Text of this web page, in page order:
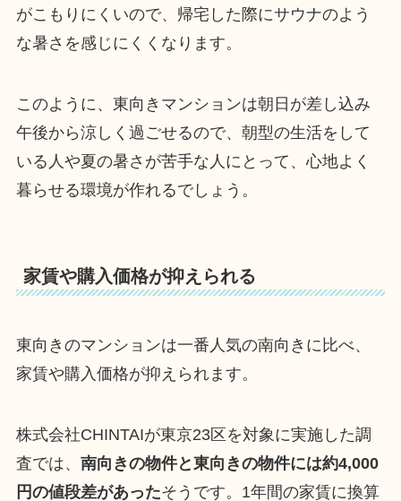
がこもりにくいので、帰宅した際にサウナのよう
な暑さを感じにくくなります。
このように、東向きマンションは朝日が差し込み
午後から涼しく過ごせるので、朝型の生活をして
いる人や夏の暑さが苦手な人にとって、心地よく
暮らせる環境が作れるでしょう。
家賃や購入価格が抑えられる
東向きのマンションは一番人気の南向きに比べ、
家賃や購入価格が抑えられます。
株式会社CHINTAIが東京23区を対象に実施した調
査では、 南向きの物件と東向きの物件には約4,000
円の値段差があったそうです。1年間の家賃に換算